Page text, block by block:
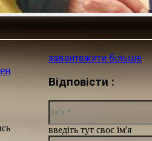
завантажити більше
Відповісти :
введіть тут своє ім'я